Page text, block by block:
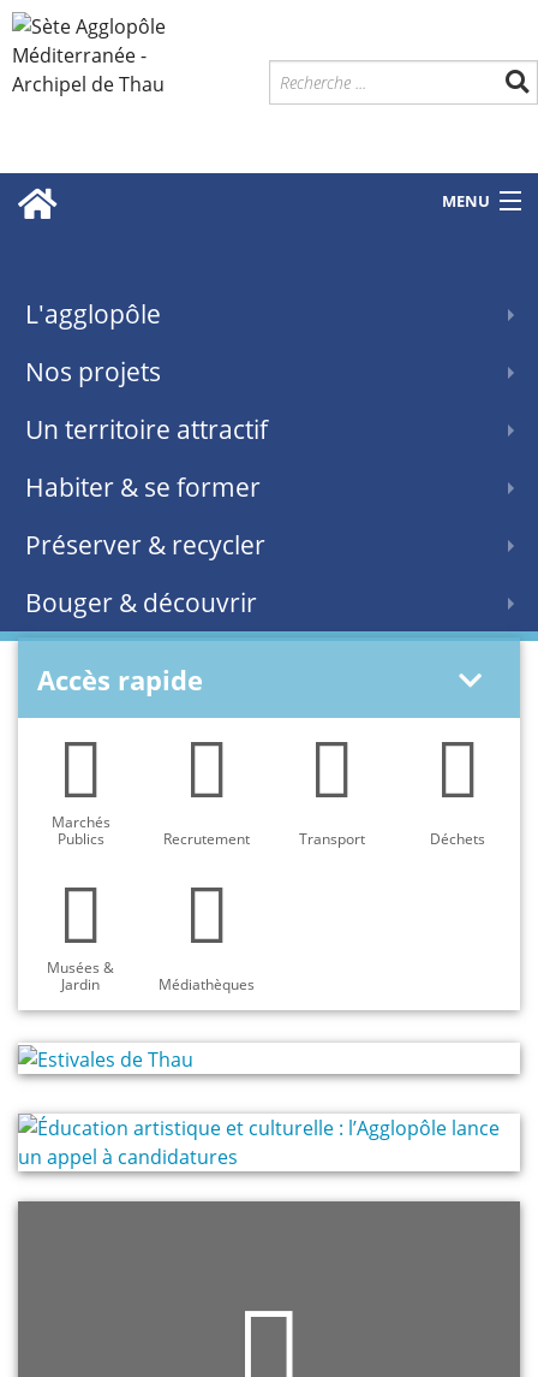
MENU
L'agglopôle
Nos projets
Un territoire attractif
Habiter & se former
Préserver & recycler
Bouger & découvrir
Accès rapide
Marchés
Publics
Recrutement Transport Déchets
Musées &
Jardin
Médiathèques